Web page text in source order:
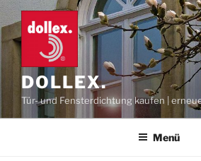
Zum
Inhalt
springen
DOLLEX.
Tür- und Fensterdichtung kaufen |
Menü